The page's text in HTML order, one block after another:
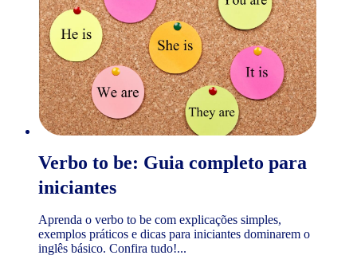
Verbo to be: Guia completo para
iniciantes
Aprenda o verbo to be com explicações simples,
exemplos práticos e dicas para iniciantes dominarem o
inglês básico. Confira tudo!...